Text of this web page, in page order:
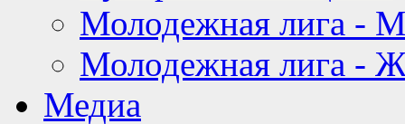
Молодежная лига -
Молодежная лига -
Медиа